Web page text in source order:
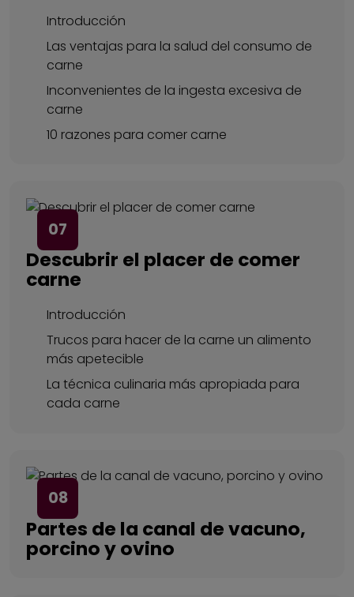
Introducción
Las ventajas para la salud del consumo de
carne
Inconvenientes de la ingesta excesiva de
carne
10 razones para comer carne
07
Descubrir el placer de comer
carne
Introducción
Trucos para hacer de la carne un alimento
más apetecible
La técnica culinaria más apropiada para
cada carne
08
Partes de la canal de vacuno,
porcino y ovino